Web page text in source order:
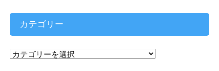
カテゴリー
カ